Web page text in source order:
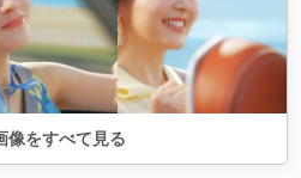
像をすべて見る